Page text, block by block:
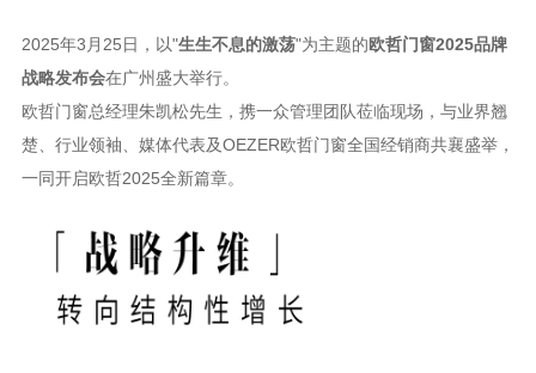
2025年3月25日，以"生生不息的激荡"为主题的欧哲门窗2025品牌
战略发布会在广州盛大举行。
欧哲门窗总经理朱凯松先生，携一众管理团队莅临现场，与业界翘
楚、行业领袖、媒体代表及OEZER欧哲门窗全国经销商共襄盛举，
一同开启欧哲2025全新篇章。